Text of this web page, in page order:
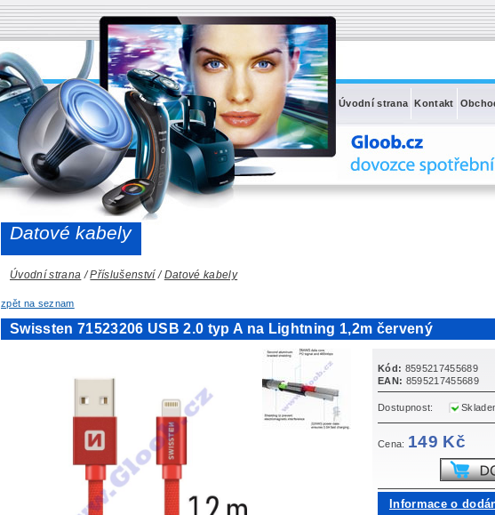
Úvodní strana Kontakt
Datové kabely
Úvodní strana /Příslušenství /Datové kabely
zpět na seznam
Swissten 71523206 USB 2.0 typ A na Lightning 1,2m červený
Kód: 8595217455689
EAN: 8595217455689
Dostupnost:
Cena: 149 Kč
Informace o